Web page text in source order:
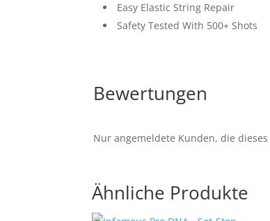
Easy Elastic String Repair
Safety Tested With 500+ Shots
Bewertungen
Nur angemeldete Kunden, die
Ähnliche Produkte